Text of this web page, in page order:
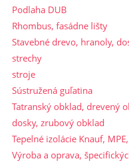
Podlaha DUB
Rhombus, fasádne lišty
Stavebné drevo, hranoly,
strechy
stroje
Sústružená guľatina
Tatranský obklad, drevený
dosky, zrubový obklad
Tepelné izolácie Knauf,
Výroba a oprava,